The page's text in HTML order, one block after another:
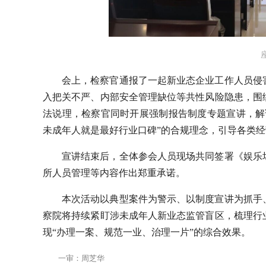
会上，检察官通报了一起新业态企业工作人员
入把关不严、内部安全管理缺位等共性风险隐患，
法说理，检察官同时开展强制报告制度专题宣讲，
未成年人就是最好行业口碑”的合规理念，引导各类
宣讲结束后，全体参会人员现场共同签署《娱
所人员管理等内容作出郑重承诺。
本次活动以典型案件为警示、以制度宣讲为抓
察院将持续紧盯涉未成年人新业态监管盲区，梳理
现“办理一案、规范一业、治理一片”的综合效果。
一审：周芝华